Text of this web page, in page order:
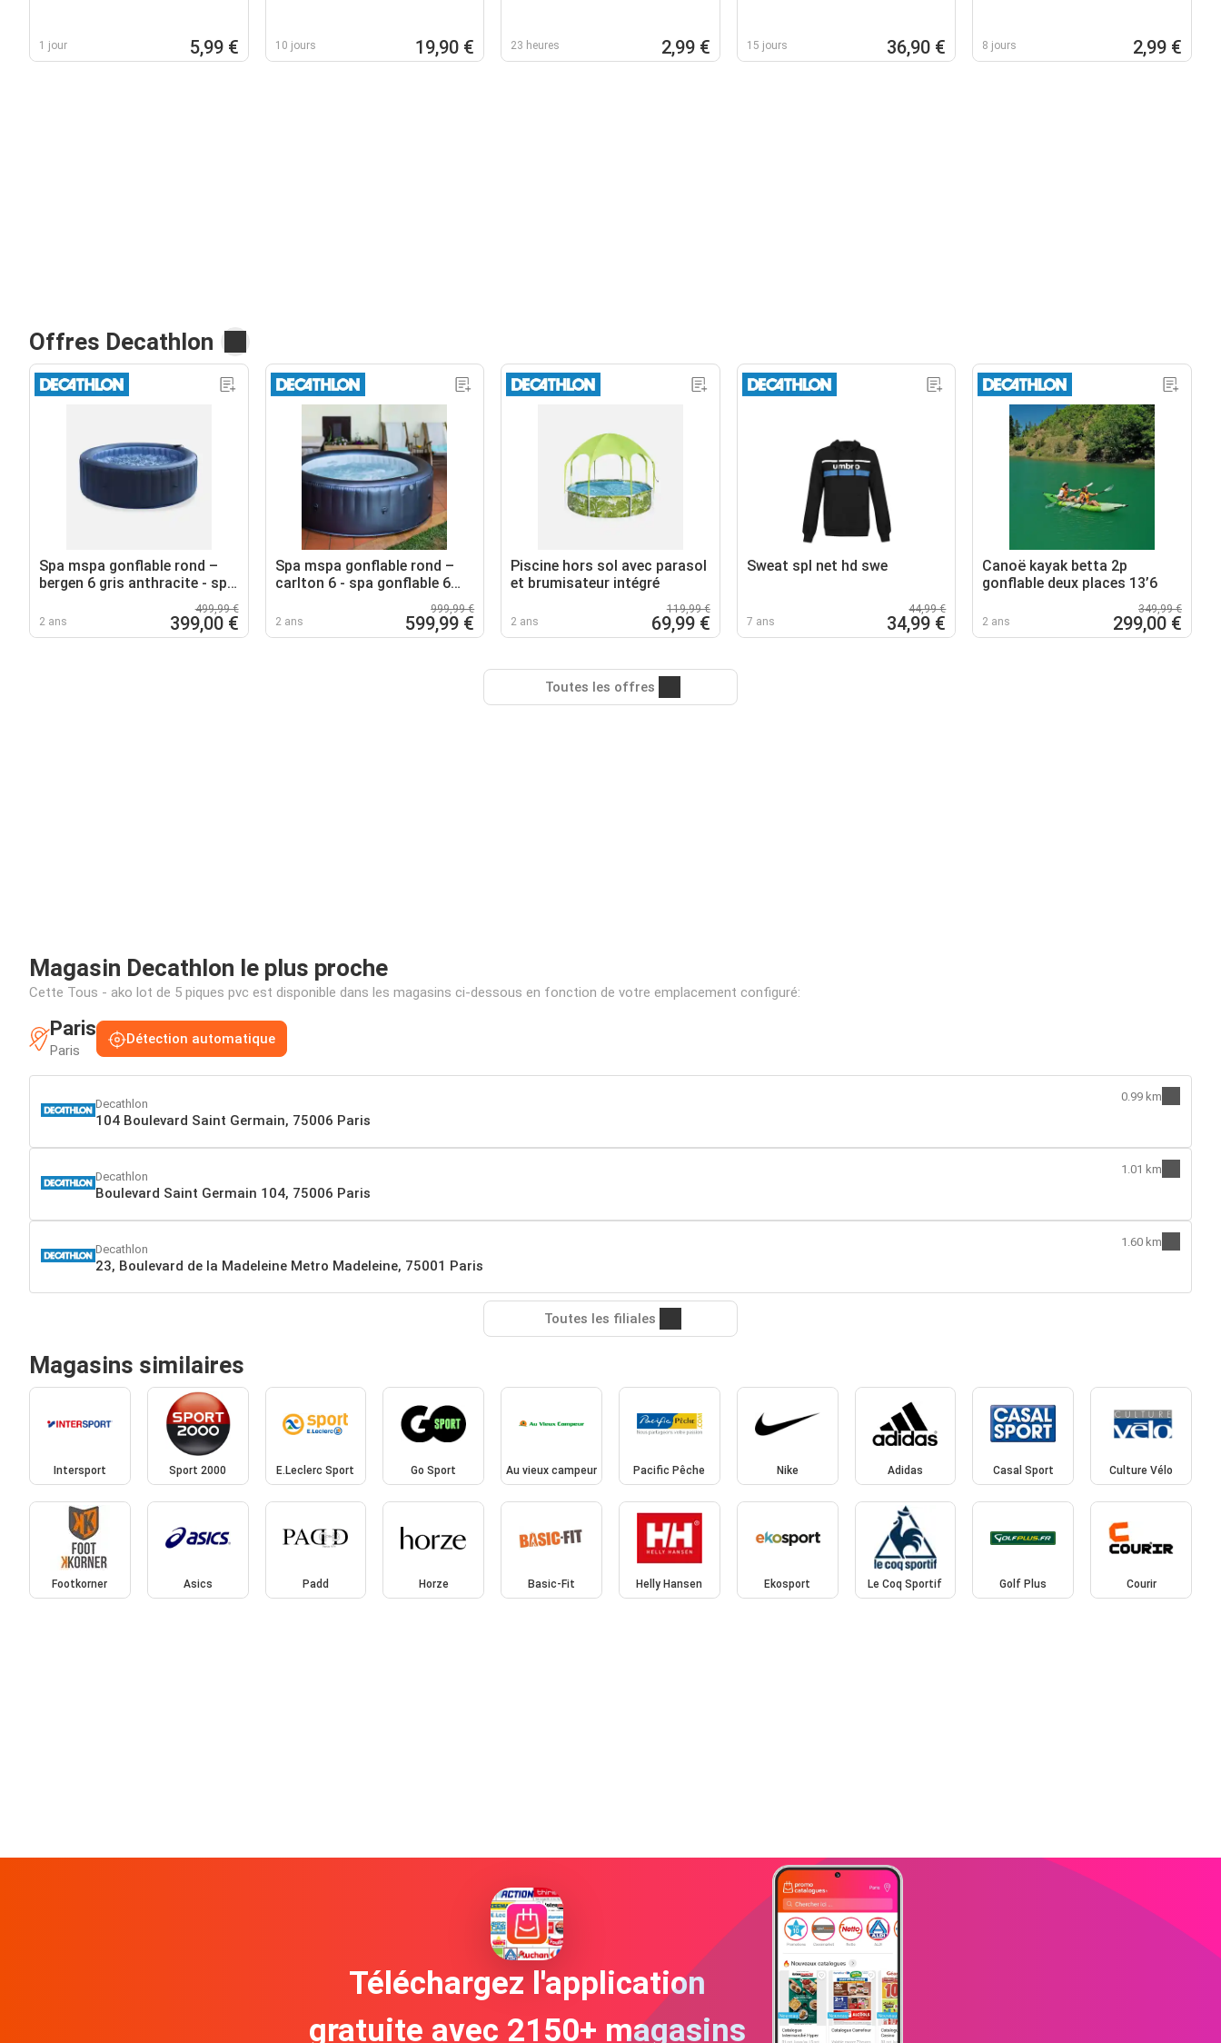
1 jour 5,99 € 10 jours 19,90 € 23 heures 2,99 € 15 jours 36,90 € 8 jours 2,99 €
Offres Decathlon
Spa mspa gonflable rond –
bergen 6 gris anthracite - spa
2 ans
499,99 €
399,00 €
Spa mspa gonflable rond –
carlton 6 - spa gonflable 6
personnes rond 205 cm
2 ans
999,99 €
599,99 €
Piscine hors sol avec parasol
et brumisateur intégré
2 ans
119,99 €
69,99 €
Sweat spl net hd swe
7 ans
44,99 €
34,99 €
Canoë kayak betta 2p
gonflable deux places 13’6
2 ans
349,99 €
299,00 €
Toutes les offres
Magasin Decathlon le plus proche
Cette Tous - ako lot de 5 piques pvc est disponible dans les magasins ci-dessous en fonction de votre emplacement configuré:
Paris
Paris
Détection automatique
Decathlon
104 Boulevard Saint Germain, 75006 Paris
0.99 km
Decathlon
Boulevard Saint Germain 104, 75006 Paris
1.01 km
Decathlon
23, Boulevard de la Madeleine Metro Madeleine, 75001 Paris
1.60 km
Toutes les filiales
Magasins similaires
Intersport Sport 2000 E.Leclerc Sport Go Sport Au vieux campeur Pacific Pêche Nike Adidas Casal Sport Culture Vélo
Footkorner Asics Padd Horze Basic-Fit Helly Hansen Ekosport Le Coq Sportif Golf Plus Courir
Téléchargez l'application
gratuite avec 2150+ magasins